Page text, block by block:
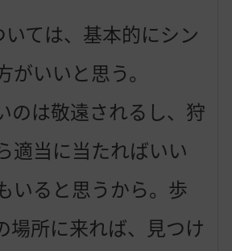
ては、基本的にシン
がいいと思う。
のは敬遠されるし、狩
適当に当たればいい
いると思うから。歩
場所に来れば、見つけ